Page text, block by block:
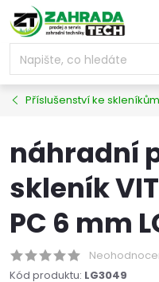
Přejít
na
obsah
Příslušenství ke
náhradní
skleník
PC 6 mm
Kód produktu: LG3049